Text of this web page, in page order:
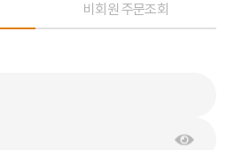
비회원 주문조회